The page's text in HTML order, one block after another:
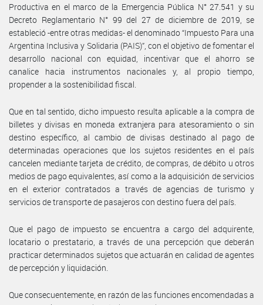
Productiva en el marco de la Emergencia Pública N° 27.541 y su
Decreto Reglamentario N° 99 del 27 de diciembre de 2019, se
estableció -entre otras medidas- el denominado “Impuesto Para una
Argentina Inclusiva y Solidaria (PAIS)”, con el objetivo de fomentar el
desarrollo nacional con equidad, incentivar que el ahorro se
canalice hacia instrumentos nacionales y, al propio tiempo,
propender a la sostenibilidad fiscal.
Que en tal sentido, dicho impuesto resulta aplicable a la compra de
billetes y divisas en moneda extranjera para atesoramiento o sin
destino específico, al cambio de divisas destinado al pago de
determinadas operaciones que los sujetos residentes en el país
cancelen mediante tarjeta de crédito, de compras, de débito u otros
medios de pago equivalentes, así como a la adquisición de servicios
en el exterior contratados a través de agencias de turismo y
servicios de transporte de pasajeros con destino fuera del país.
Que el pago de impuesto se encuentra a cargo del adquirente,
locatario o prestatario, a través de una percepción que deberán
practicar determinados sujetos que actuarán en calidad de agentes
de percepción y liquidación.
Que consecuentemente, en razón de las funciones encomendadas a